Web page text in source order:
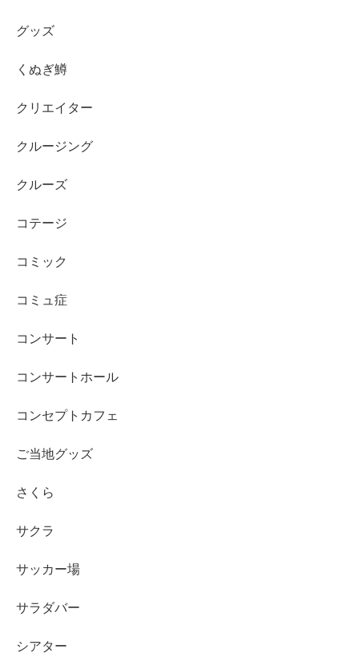
グッズ
くぬぎ鱒
クリエイター
クルージング
クルーズ
コテージ
コミック
コミュ症
コンサート
コンサートホール
コンセプトカフェ
ご当地グッズ
さくら
サクラ
サッカー場
サラダバー
シアター